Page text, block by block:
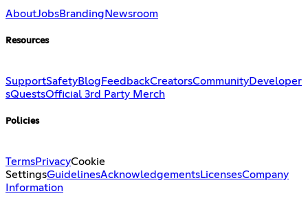
AboutJobsBrandingNewsroom
Resources
SupportSafetyBlog FeedbackCreatorsCommunityDeveloper
sQuestsOfficial 3rd Party Merch
Policies
TermsPrivacyCookie
SettingsGuidelinesAcknowledgementsLicensesCompany
Information